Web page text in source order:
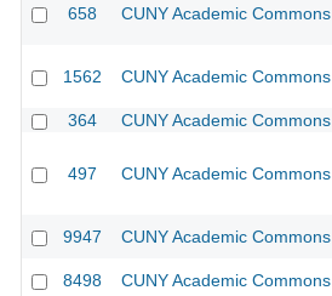
658 CUNY Academic Commons
1562 CUNY Academic Commons
364 CUNY Academic Commons
497 CUNY Academic Commons
9947 CUNY Academic Commons
8498 CUNY Academic Commons